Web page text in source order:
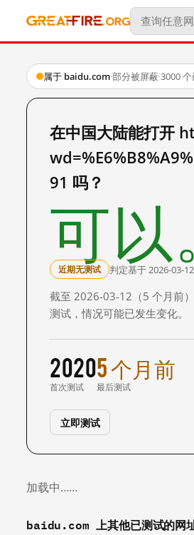
属于 baidu.com·部分被屏蔽·3000
在中国大陆能打开
91 吗？
可以
近期无测试 判定基于 2026-03-
截至 2026-03-12（5 个月前
测试，情况可能已发生变化。
2020
首次测试
5 个月前
最后测试
立即测试
加载中……
baidu.com 上其他已测试的网